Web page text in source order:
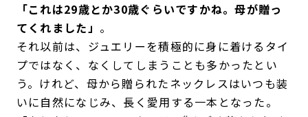
「これは29歳とか30歳ぐらいですかね。母が贈っ
てくれました」 。
それ以前は、ジュエリーを積極的に身に着けるタイ
プではなく、なくしてしまうことも多かったとい
う。けれど、母から贈られたネックレスはいつも装
いに自然になじみ、長く愛用する一本となった。